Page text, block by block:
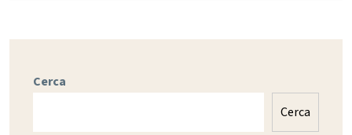
Cerca
Cerca